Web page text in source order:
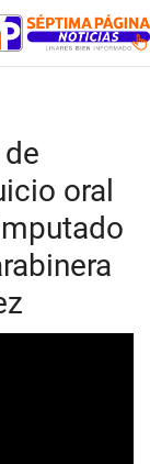
oral